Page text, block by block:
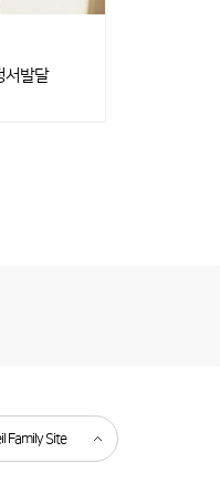
서발달
Family Site